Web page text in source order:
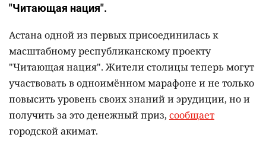
"Читающая нация".
Астана одной из первых присоединилась к
масштабному республиканскому проекту
"Читающая нация". Жители столицы теперь могут
участвовать в одноимённом марафоне и не только
повысить уровень своих знаний и эрудиции, но и
получить за это денежный приз, сообщает
городской акимат.